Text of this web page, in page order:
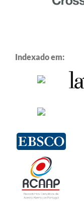
Indexado em: